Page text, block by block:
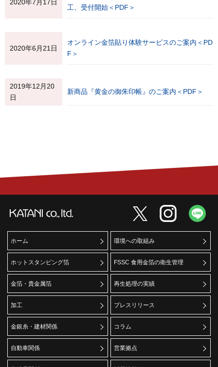
2020年7月17日
工、受付開始＜PDF＞
2020年6月21日
オンライン金箔貼り体験サービスのご案内＜PD
F＞
2019年12月20
日
新商品『黄金の御朱印帳』のご案内＜PDF＞
ホーム
ホットスタンピング箔
金箔・貴金属箔
加工
金銀糸・建材関係
自動車関係
環境への取組み
FSSC 食用金箔の衛生管理
再生処理の実績
プレスリリース
コラム
営業拠点